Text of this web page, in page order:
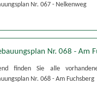
Nr. 067 - Nelkenweg
Nr. 068 - Am
finden Sie alle
Nr. 068 - Am Fuchsberg